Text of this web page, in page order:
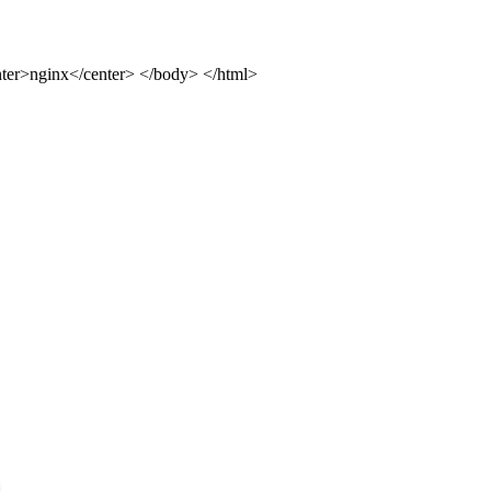
center> </body> </html>